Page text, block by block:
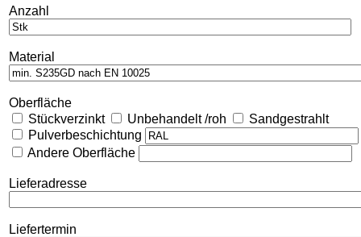
Anzahl
Material
Oberfläche
Stückverzinkt
Unbehandelt /roh
Sandgestrahlt
Pulverbeschichtung
Andere Oberfläche
Lieferadresse
Liefertermin